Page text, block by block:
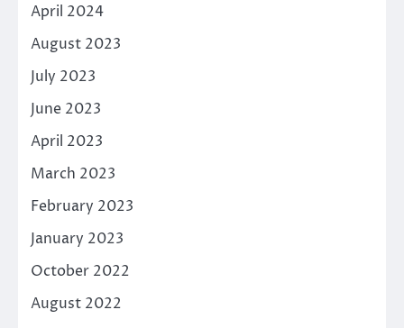
April 2024
August 2023
July 2023
June 2023
April 2023
March 2023
February 2023
January 2023
October 2022
August 2022